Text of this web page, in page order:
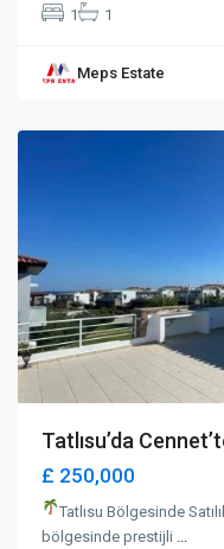
1 1
Meps Estate
Tatlısu,
Tatlısu’da
£ 250,000
Tatlısu Bölgesinde
bölgesinde prestijli ...